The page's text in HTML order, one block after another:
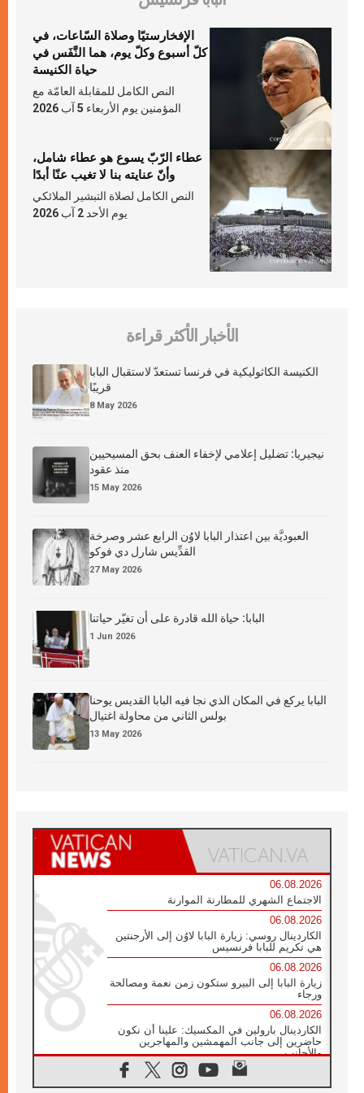
الإفخارستيّا وصلاة السّاعات، في
كلّ أسبوع وكلّ يوم، هما النَّفَس في
حياة الكنيسة
النص الكامل للمقابلة العامّة مع
المؤمنين يوم الأربعاء 5 آب 2026
عطاء الرّبّ يسوع هو عطاء شامل،
وأنّ عنايته بنا لا تغيب عنّا أبدًا
النص الكامل لصلاة التبشير الملائكي
يوم الأحد 2 آب 2026
الأخبار الأكثر قراءة
الكنيسة الكاثوليكية في فرنسا تستعدّ لاستقبال البابا
قريبًا
8 May 2026
نيجيريا: تضليل إعلامي لإخفاء العنف بحق المسيحيين
منذ عقود
15 May 2026
العبوديَّة بين اعتذار البابا لاوُن الرابع عشر وصرخة
القدِّيس شارل دي فوكو
27 May 2026
البابا: حياة الله قادرة على أن تغيّر حياتنا
1 Jun 2026
البابا يركع في المكان الذي نجا فيه البابا القديس يوحنا
بولس الثاني من محاولة اغتيال
13 May 2026
06.08.2026
الاجتماع الشهري للمطارنة الموارنة
06.08.2026
الكاردينال روسي: زيارة البابا لاوُن إلى الأرجنتين
هي تكريم للبابا فرنسيس
06.08.2026
زيارة البابا إلى البيرو ستكون زمن نعمة ومصالحة
ورجاء
06.08.2026
الكاردينال بارولين في المكسيك: علينا أن نكون
حاضرين إلى جانب المهمشين والمهاجرين
والأجانب
البابا لاوُن الرابع عشر للشباب في أسيزي: